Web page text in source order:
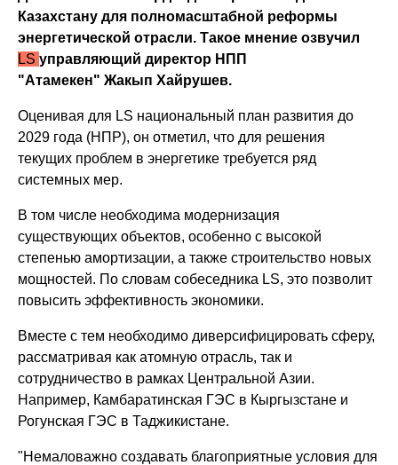
Казахстану для полномасштабной реформы
энергетической отрасли. Такое мнение озвучил
LSуправляющий директор НПП
"Атамекен" Жакып Хайрушев.
Оценивая для LS национальный план развития до
2029 года (НПР), он отметил, что для решения
текущих проблем в энергетике требуется ряд
системных мер.
В том числе необходима модернизация
существующих объектов, особенно с высокой
степенью амортизации, а также строительство новых
мощностей. По словам собеседника LS, это позволит
повысить эффективность экономики.
Вместе с тем необходимо диверсифицировать сферу,
рассматривая как атомную отрасль, так и
сотрудничество в рамках Центральной Азии.
Например, Камбаратинская ГЭС в Кыргызстане и
Рогунская ГЭС в Таджикистане.
"Немаловажно создавать благоприятные условия для